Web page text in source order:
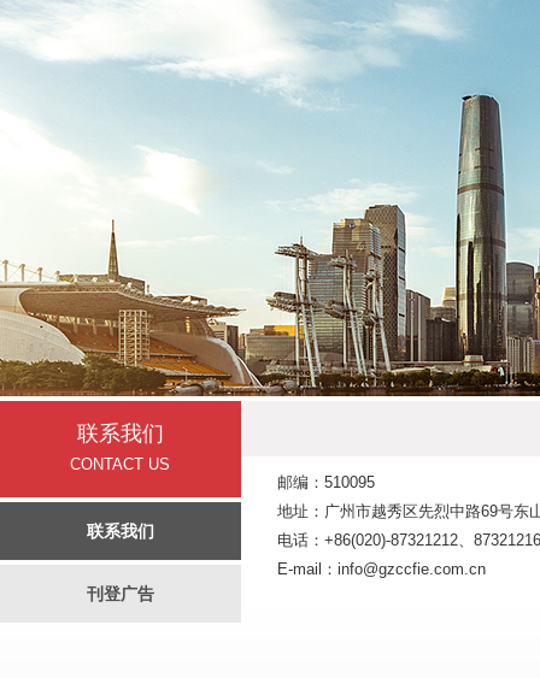
联系我们
CONTACT US
联系我们
刊登广告
邮编：510095
地址：广州市越秀区先烈中路69号
电话：+86(020)-87321212、87321216
E-mail：info@gzccfie.com.cn